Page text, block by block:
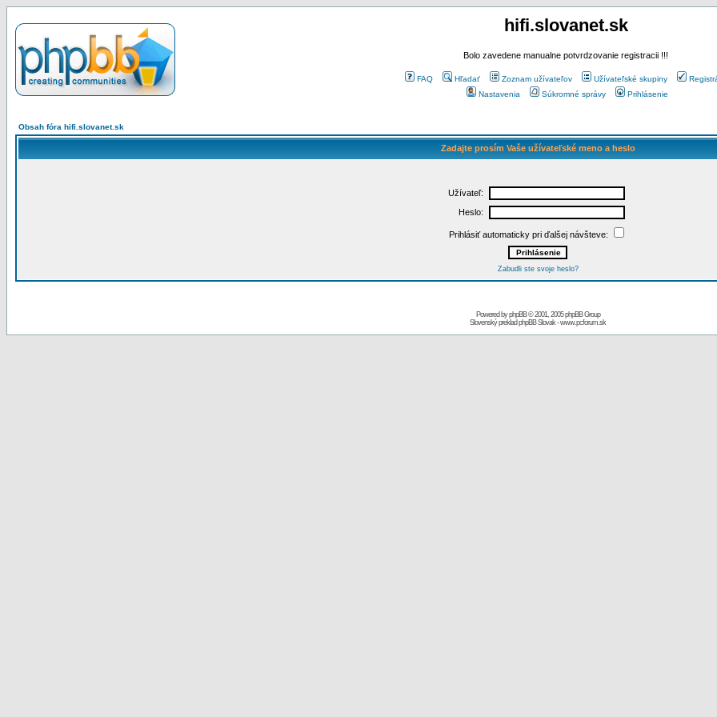
hifi.slovanet.sk
Bolo zavedene manualne potvrdzovanie registracii !!!
FAQ Hľadať Zoznam užívateľov Užívateľské skupiny
Nastavenia
Súkromné správy Prihlásenie
Obsah fóra hifi.slovanet.sk
Zadajte prosím Vaše užívateľské meno a heslo
Užívateľ:
Heslo:
Prihlásiť automaticky pri ďalšej návšteve:
Zabudli ste svoje heslo?
Powered byphpBB© 2001, 2005 phpBB Group
Slovenský preklad phpBB Slovak-www.pcforum.sk